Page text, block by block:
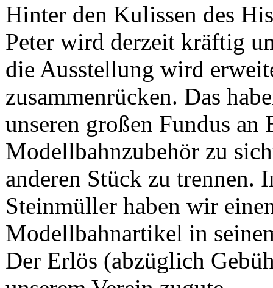
Hinter den Kulissen des
Peter wird derzeit kräftig
die Ausstellung wird
zusammenrücken. Das
unseren großen Fundus an
Modellbahnzubehör zu
anderen Stück zu trennen.
Steinmüller haben wir
Modellbahnartikel in
Der Erlös (abzüglich